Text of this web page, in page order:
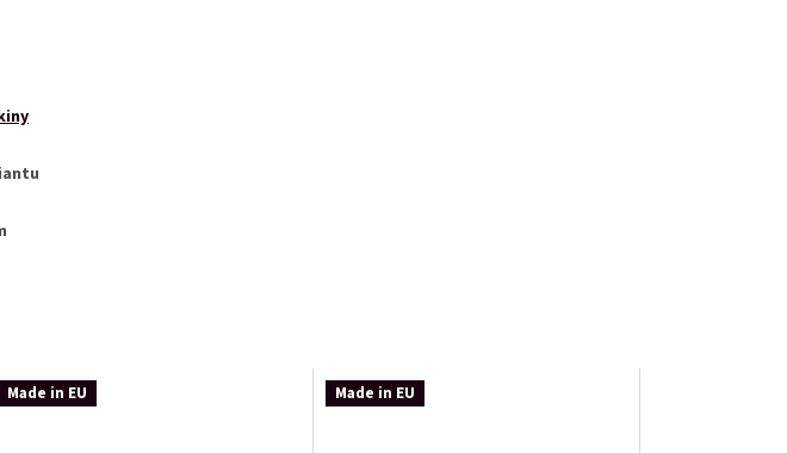
Made in EU Made in EU